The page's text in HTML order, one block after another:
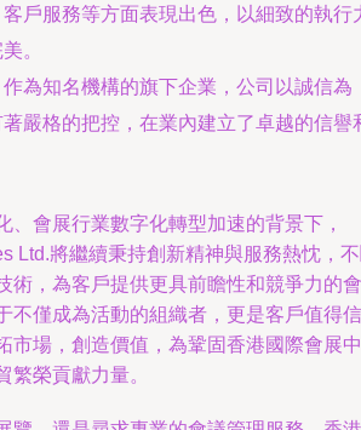
戶服務等方面表現出色，以細致的執行
。
為知名機構的旗下企業，公司以誠信為
嚴格的把控，在業內建立了卓越的信譽
、會展行業數字化轉型加速的背景下，
Ltd.將繼續秉持創新精神與服務熱忱，
術，為客戶提供更具前瞻性和競爭力的會
不僅成為活動的組織者，更是客戶值得信
市場，創造價值，為鞏固香港國際會展中
繁榮貢獻力量。